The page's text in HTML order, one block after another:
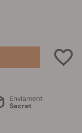
Enviament
Secret